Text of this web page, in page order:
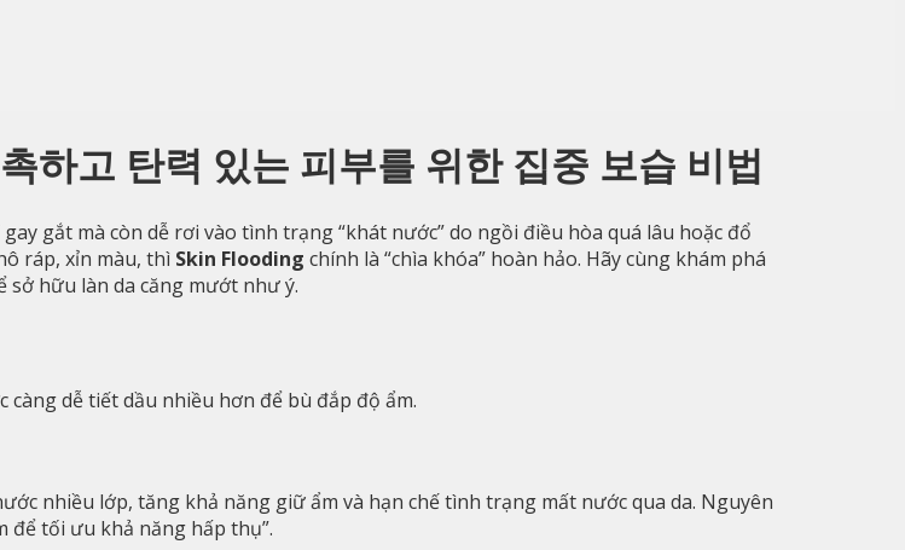
하고 탄력 있는 피부를 위한 집중 보습 비법
gắt mà còn dễ rơi vào tình trạng “khát nước” do ngồi điều hòa quá lâu hoặc đổ
ráp, xỉn màu, thì Skin Flooding chính là “chìa khóa” hoàn hảo. Hãy cùng khám phá
sở hữu làn da căng mướt như ý.
dễ tiết dầu nhiều hơn để bù đắp độ ẩm.
nhiều lớp, tăng khả năng giữ ẩm và hạn chế tình trạng mất nước qua da. Nguyên
để tối ưu khả năng hấp thụ”.